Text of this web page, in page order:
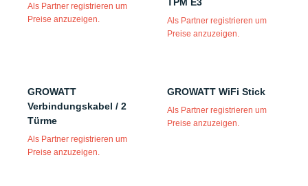
Als Partner registrieren um
Preise anzuzeigen.
Als Partner registrieren um
Preise anzuzeigen.
GROWATT
Verbindungskabel / 2
Türme
Als Partner registrieren um
Preise anzuzeigen.
GROWATT WiFi Stick
Als Partner registrieren um
Preise anzuzeigen.